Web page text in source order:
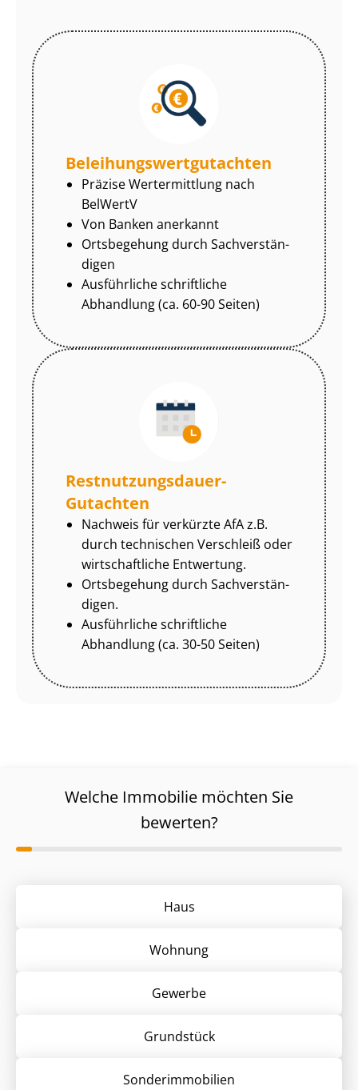
Be­lei­hungs­wert­gut­ach­ten
Präzise Wertermittlung nach
BelWertV
Von Banken anerkannt
Ortsbegehung durch Sach­ver­stän­
di­gen
Ausführliche schriftliche
Abhandlung (ca. 60-90 Seiten)
Rest­nut­zungs­dau­er-
Gutachten
Nachweis für verkürzte AfA z.B.
durch technischen Verschleiß oder
wirtschaftliche Entwertung.
Ortsbegehung durch Sach­ver­stän­
di­gen.
Ausführliche schriftliche
Abhandlung (ca. 30-50 Seiten)
Welche Immobilie möchten Sie
bewerten?
Haus
Wohnung
Gewerbe
Grund­stück
Sonder­immobilien